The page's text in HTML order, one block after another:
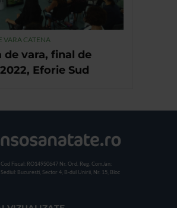
VARA CATENA
de vara, final de
Eforie Sud
Cod Fiscal: RO14950647 Nr. Ord. Reg. Com./an:
Sediul: Bucuresti, Sector 4, B-dul Unirii, Nr. 15, Bloc